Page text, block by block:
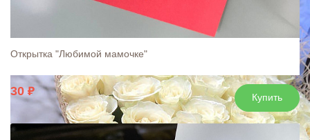
Открытка "Любимой мамочке"
30 Купить